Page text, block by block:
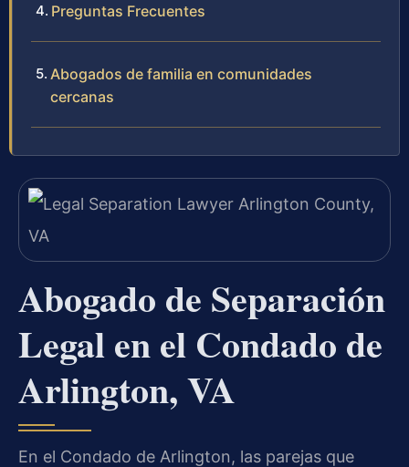
Preguntas Frecuentes
Abogados de familia en comunidades
cercanas
Abogado de Separación
Legal en el Condado de
Arlington, VA
En el Condado de Arlington, las parejas que